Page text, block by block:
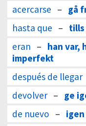
acercarse – gå
hasta que –
eran – han var,
imperfekt
después de llegar
devolver – ge
de nuevo – igen